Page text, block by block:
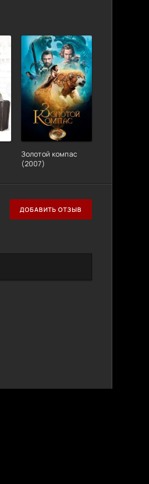
Золотой компас
(2007)
ДОБАВИТЬ ОТЗЫВ